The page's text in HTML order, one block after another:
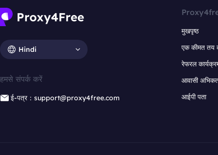
Hindi
हमसे संपर्क करें
ई-पत्र：support@proxy4free.com
मुखपृष्ठ
एक कीमत तय
रेफरल
आवासी
आईपी पता